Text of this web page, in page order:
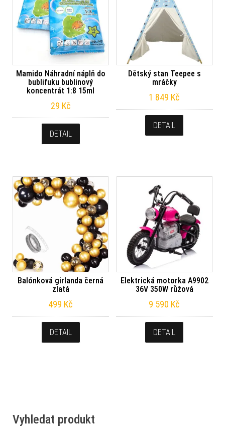
Mamido Náhradní náplň do
bublifuku bublinový
koncentrát 1:8 15ml
29 Kč
DETAIL
Dětský stan Teepee s
mráčky
1 849 Kč
DETAIL
Balónková girlanda černá
zlatá
499 Kč
DETAIL
Elektrická motorka A9902
36V 350W růžová
9 590 Kč
DETAIL
Vyhledat produkt